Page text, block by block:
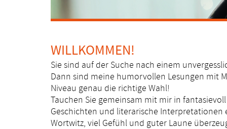
WILLKOMMEN!
Sie sind auf der Suche nach einem
Dann sind meine humorvollen Lesungen mit
Niveau genau die richtige Wahl!
Tauchen Sie gemeinsam mit mir in
Geschichten und literarische Interpretationen
Wortwitz, viel Gefühl und guter Laune